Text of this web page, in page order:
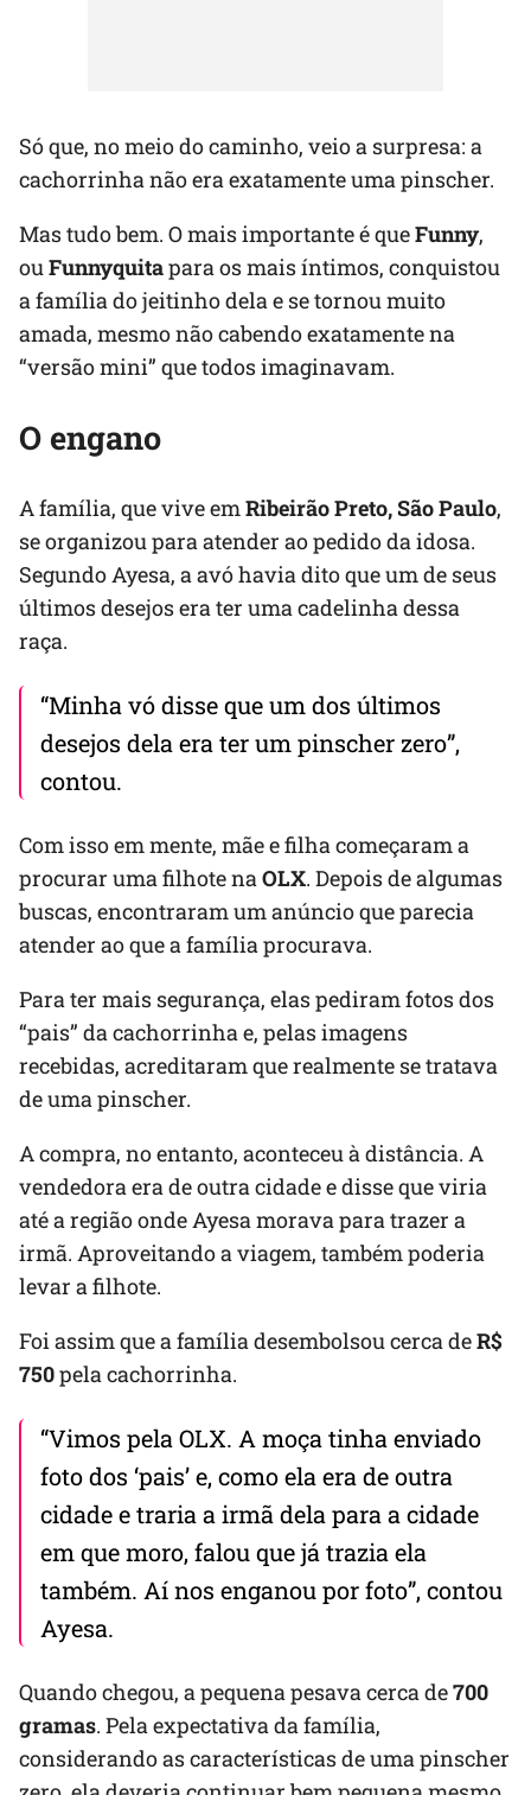
Só que, no meio do caminho, veio a surpresa: a
cachorrinha não era exatamente uma pinscher.
Mas tudo bem. O mais importante é queFunny,
ouFunnyquitapara os mais íntimos, conquistou
a família do jeitinho dela e se tornou muito
amada, mesmo não cabendo exatamente na
“versão mini” que todos imaginavam.
O engano
A família, que vive emRibeirão Preto, São Paulo,
se organizou para atender ao pedido da idosa.
Segundo Ayesa, a avó havia dito que um de seus
últimos desejos era ter uma cadelinha dessa
raça.
“Minha vó disse que um dos últimos
desejos dela era ter um pinscher zero”,
contou.
Com isso em mente, mãe e filha começaram a
procurar uma filhote naOLX. Depois de algumas
buscas, encontraram um anúncio que parecia
atender ao que a família procurava.
Para ter mais segurança, elas pediram fotos dos
“pais” da cachorrinha e, pelas imagens
recebidas, acreditaram que realmente se tratava
de uma pinscher.
A compra, no entanto, aconteceu à distância. A
vendedora era de outra cidade e disse que viria
até a região onde Ayesa morava para trazer a
irmã. Aproveitando a viagem, também poderia
levar a filhote.
Foi assim que a família desembolsou cerca deR$
750pela cachorrinha.
“Vimos pela OLX. A moça tinha enviado
foto dos ‘pais’ e, como ela era de outra
cidade e traria a irmã dela para a cidade
em que moro, falou que já trazia ela
também. Aí nos enganou por foto”, contou
Ayesa.
Quando chegou, a pequena pesava cerca de700
gramas. Pela expectativa da família,
considerando as características de uma pinscher